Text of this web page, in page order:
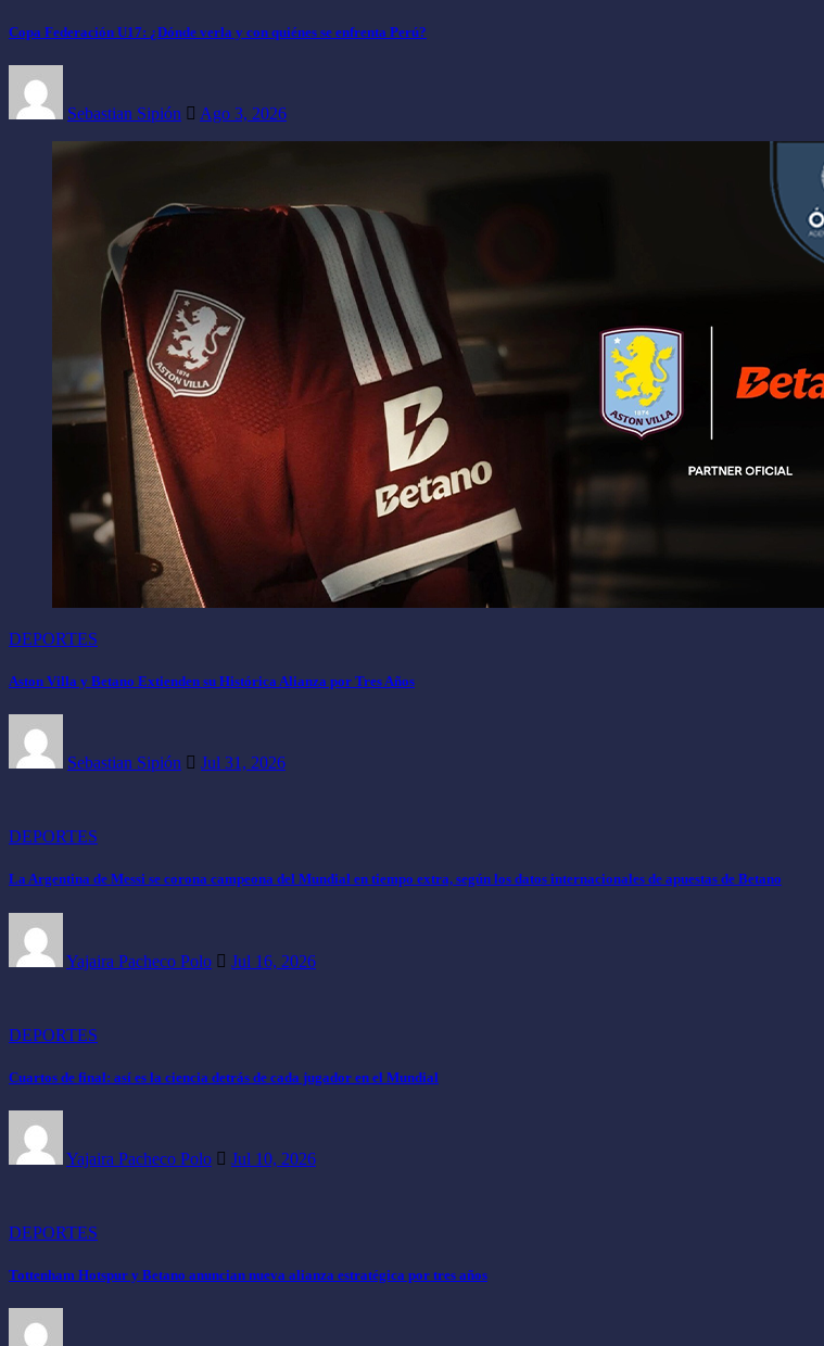
Copa Federación U17: ¿Dónde verla y con quiénes se enfrenta Perú?
Sebastian Sipión Ago 3, 2026
DEPORTES
Aston Villa y Betano Extienden su Histórica Alianza por Tres Años
Sebastian Sipión Jul 31, 2026
DEPORTES
La Argentina de Messi se corona campeona del Mundial en tiempo extra, según los datos internacionales de apuestas de Betano
Yajaira Pacheco Polo Jul 16, 2026
DEPORTES
Cuartos de final: así es la ciencia detrás de cada jugador en el Mundial
Yajaira Pacheco Polo Jul 10, 2026
DEPORTES
Tottenham Hotspur y Betano anuncian nueva alianza estratégica por tres años